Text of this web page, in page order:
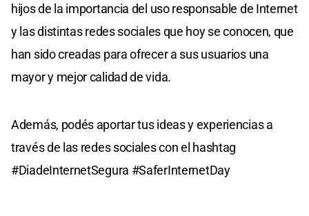
hijos de la importancia del uso responsable de Internet
y las distintas redes sociales que hoy se conocen, que
han sido creadas para ofrecer a sus usuarios una
mayor y mejor calidad de vida.
Además, podés aportar tus ideas y experiencias a
través de las redes sociales con el hashtag
#DiadeInternetSegura #SaferInternetDay